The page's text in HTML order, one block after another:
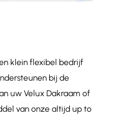
klein flexibel bedrijf
bij de
uw Velux Dakraam of
van onze altijd up to